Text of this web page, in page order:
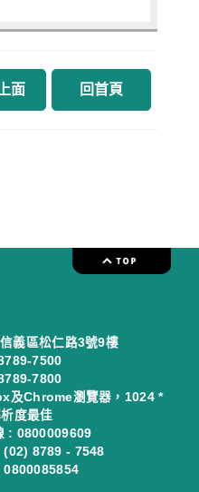
面 回首頁
義區松仁路3號9樓
7500
7800
及Chrome瀏覽器，1024 *
度最佳
: 0800009609
(02) 8789 - 7548
0800085854